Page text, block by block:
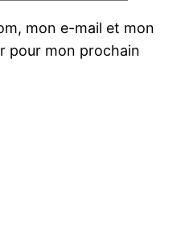
mon e-mail et mon
pour mon prochain